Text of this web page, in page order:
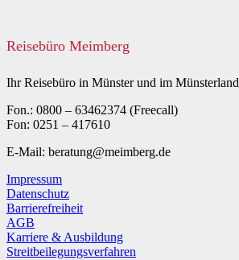
Reisebüro Meimberg
Ihr Reisebüro in Münster und im Münsterland
Fon.: 0800 – 63462374 (Freecall)
Fon: 0251 – 417610
E-Mail: beratung@meimberg.de
Impressum
Datenschutz
Barrierefreiheit
AGB
Karriere & Ausbildung
Streitbeilegungsverfahren